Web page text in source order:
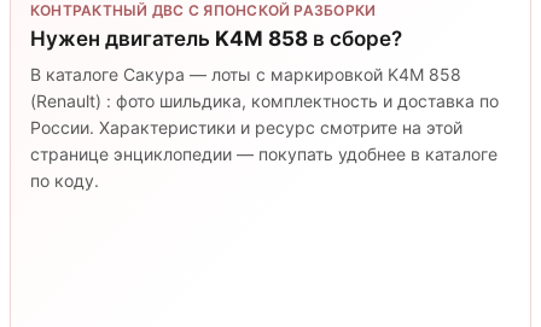
КОНТРАКТНЫЙ ДВС С ЯПОНСКОЙ РАЗБОРКИ
Нужен двигатель K4M 858 в сборе?
В каталоге Сакура — лоты с маркировкой K4M 858
(Renault) : фото шильдика, комплектность и доставка по
России. Характеристики и ресурс смотрите на этой
странице энциклопедии — покупать удобнее в каталоге
по коду.